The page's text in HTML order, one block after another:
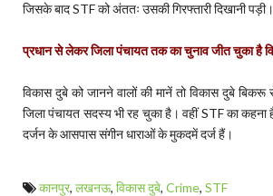
जिसके बाद STF को अंततः उसकी गिरफ्तारी दिखानी पड़ी।
प्रधान से लेकर जिला पंचायत तक का चुनाव जीत चुका है
विकास दुबे को जानने वालों की मानें तो विकास दुबे
जिला पंचायत सदस्य भी रह चुका है। वहीं STF का कहना
दर्जन के आसपास संगीन धाराओं के मुकदमें दर्ज हैं।
कानपुर, लखनऊ, विकास दुबे, Crime, STF